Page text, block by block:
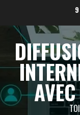
contenu